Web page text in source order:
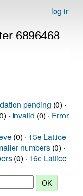
log in
6896468
pending (0) ·
· Invalid (0) · Error
(0) · 15e Lattice
numbers (0) ·
(0) · 16e Lattice